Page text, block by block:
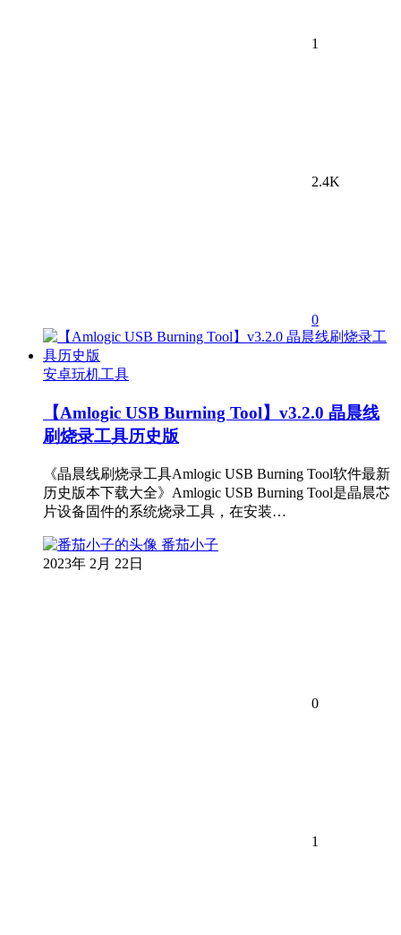
1
2.4K
0
安卓玩机工具
【Amlogic USB Burning Tool】v3.2.0 晶晨线
刷烧录工具历史版
《晶晨线刷烧录工具Amlogic USB Burning Tool软件最新
历史版本下载大全》Amlogic USB Burning Tool是晶晨芯
片设备固件的系统烧录工具，在安装…
番茄小子
2023年 2月 22日
0
1